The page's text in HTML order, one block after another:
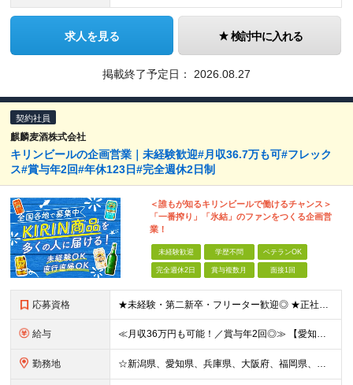
求人を見る 検討中に入れる
掲載終了予定日： 2026.08.27
契約社員
麒麟麦酒株式会社
キリンビールの企画営業｜未経験歓迎#月収36.7万も可#フレック
ス#賞与年2回#年休123日#完全週休2日制
＜誰もが知るキリンビールで働けるチャンス＞
「一番搾り」「氷結」のファンをつくる企画営
業！
未経験歓迎 学歴不問 ベテランOK
完全週休2日 賞与複数月 面接1回
応募資格 ★未経験・第二新卒・フリーター歓迎◎ ★正社員登用制度あり ※顧客折衝のアルバイトまたは社員経験をお持ちの方（学生時代の経験でもOK） ※学歴不問 ～～こんな方を歓迎します～～ □安定した環境で働き
給与 ≪月収36万円も可能！／賞与年2回◎≫ 【愛知】★月収36.7万円も可能 月給32万7000円～＋賞与年2回＋各種手当 【大阪・兵庫・新潟】★月収34.7万円も可能 月給30万7000円～＋賞与年
勤務地 ☆新潟県、愛知県、兵庫県、大阪府、福岡県、大分県 ☆出社は月1回～週1回程度◎直行直帰OK！ ☆マイカー使用または社用車貸与あり アクセスのしやすさやあなたの希望を考慮し、配属先や担当店舗を決定しま